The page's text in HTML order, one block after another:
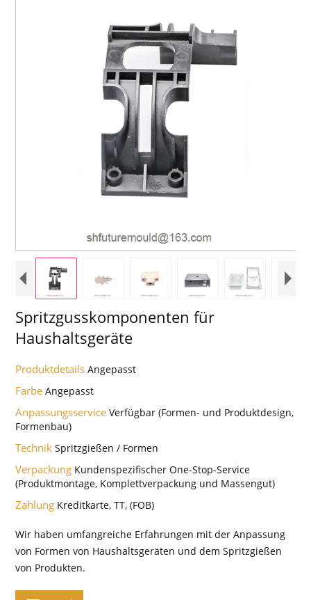
Spritzgusskomponenten für
Haushaltsgeräte
ProduktdetailsAngepasst
FarbeAngepasst
AnpassungsserviceVerfügbar (Formen- und Produktdesign,
Formenbau)
TechnikSpritzgießen / Formen
Verpackung Kundenspezifischer One-Stop-Service
(Produktmontage, Komplettverpackung und Massengut)
Zahlung Kreditkarte, TT, (FOB)
Wir haben umfangreiche Erfahrungen mit der Anpassung
von Formen von Haushaltsgeräten und dem Spritzgießen
von Produkten.